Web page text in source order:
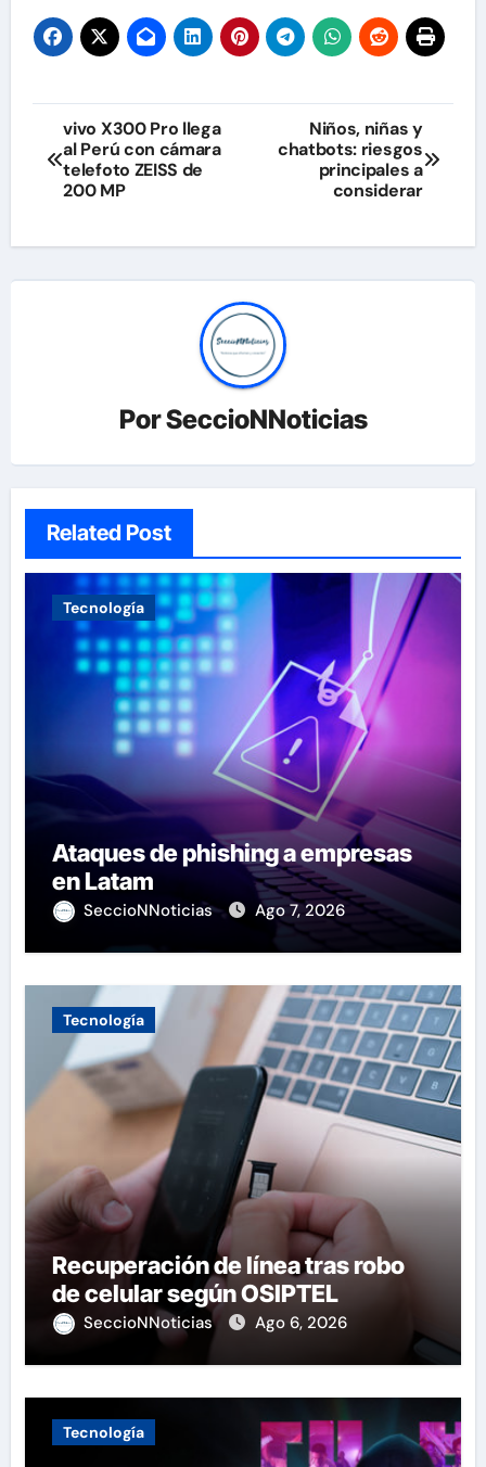
Navegación
de
vivo X300 Pro llega
al Perú con cámara
telefoto ZEISS de
200 MP
Niños, niñas y
chatbots: riesgos
principales a
considerar
PorSeccioNNoticias
Related Post
Tecnología
Ataques de phishing a empresas
en Latam
SeccioNNoticias Ago 7, 2026
Tecnología
Recuperación de línea tras robo
de celular según OSIPTEL
SeccioNNoticias Ago 6, 2026
Tecnología